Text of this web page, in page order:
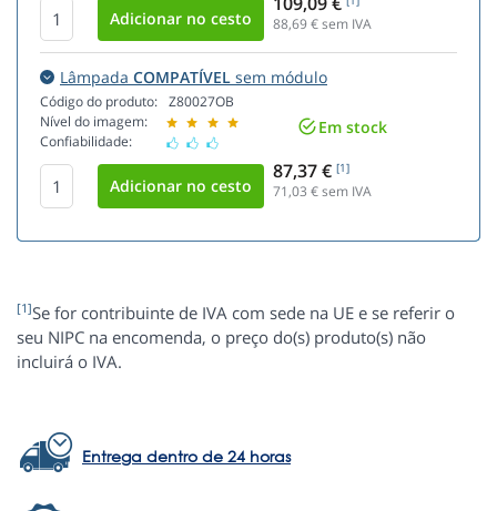
88,69€ sem IVA
Lâmpada COMPATÍVEL sem módulo
Código do produto:
Nível do imagem:
Confiabilidade:
Z80027OB
Em stock
87,37 € [1]
71,03 € sem IVA
[1]Se for contribuinte de IVA com sede na UE e se referir o
seu NIPC na encomenda, o preço do(s) produto(s) não
incluirá o IVA.
Entrega dentro de 24 horas